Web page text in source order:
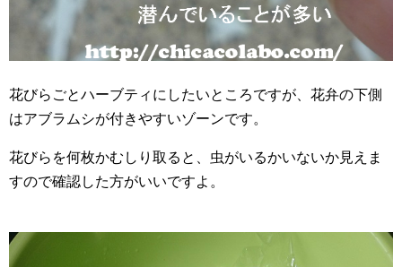
花びらごとハーブティにしたいところですが、花弁の下側
はアブラムシが付きやすいゾーンです。
花びらを何枚かむしり取ると、虫がいるかいないか見えま
すので確認した方がいいですよ。